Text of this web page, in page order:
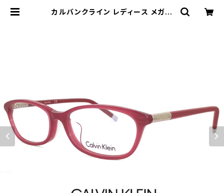
カルバンクライン レディース メガネ